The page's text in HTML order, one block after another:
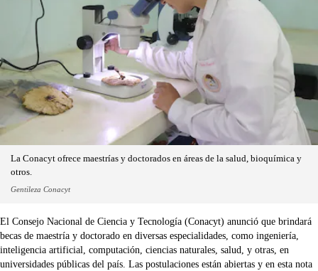
La Conacyt ofrece maestrías y doctorados en áreas de la salud, bioquímica y
otros.
Gentileza Conacyt
El Consejo Nacional de Ciencia y Tecnología (Conacyt) anunció que brindará
becas de maestría y doctorado en diversas especialidades, como ingeniería,
inteligencia artificial, computación, ciencias naturales, salud, y otras, en
universidades públicas del país. Las postulaciones están abiertas y en esta nota